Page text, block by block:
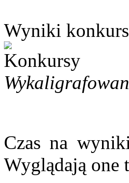
Wyniki
Czas na
Wyglądają one